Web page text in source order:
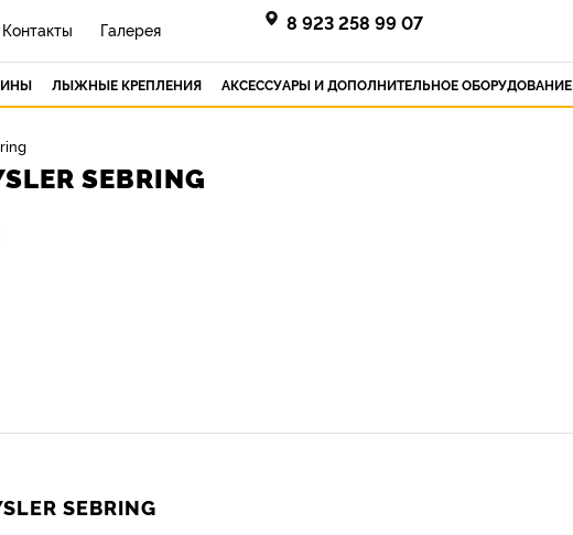
8 923 258 99 07
Контакты Галерея
ЛЫЖНЫЕ КРЕПЛЕНИЯ АКСЕССУАРЫ И ДОПОЛНИТЕЛЬНОЕ ОБОРУДОВАНИЕ
SEBRING
SEBRING